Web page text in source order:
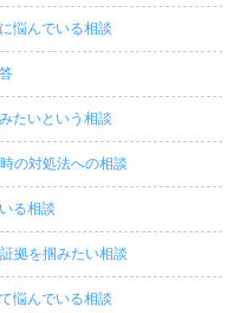
悩んでいる相談
たいという相談
の対処法への相談
る相談
拠を掴みたい相談
悩んでいる相談